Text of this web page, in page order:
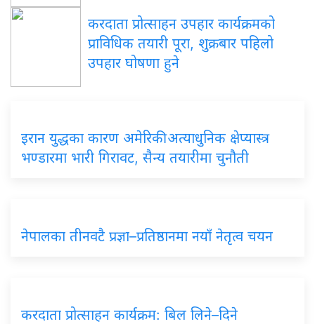
करदाता प्रोत्साहन उपहार कार्यक्रमको
प्राविधिक तयारी पूरा, शुक्रबार पहिलो
उपहार घोषणा हुने
इरान युद्धका कारण अमेरिकी अत्याधुनिक क्षेप्यास्त्र
भण्डारमा भारी गिरावट, सैन्य तयारीमा चुनौती
नेपालका तीनवटै प्रज्ञा–प्रतिष्ठानमा नयाँ नेतृत्व चयन
करदाता प्रोत्साहन कार्यक्रम: बिल लिने–दिने